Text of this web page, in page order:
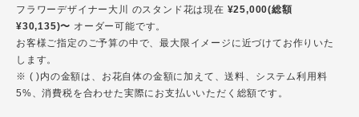
フラワーデザイナー大川 のスタンド花は現在 ¥25,000(総額
¥30,135)〜 オーダー可能です。
お客様ご指定のご予算の中で、最大限イメージに近づけてお作りいた
します。
※ ( )内の金額は、お花自体の金額に加えて、送料、システム利用料
5%、消費税を合わせた実際にお支払いいただく総額です。